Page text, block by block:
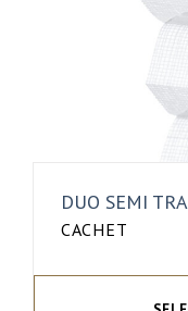
DUO SEMI
CACHET